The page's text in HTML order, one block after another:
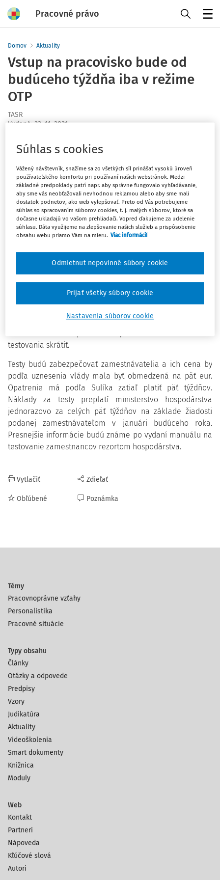
Pracovné právo
Domov Aktuality
Vstup na pracovisko bude od
budúceho týždňa iba v režime
OTP
TASR
Vydané 23. 11. 2021
Na pracovisko bude od začiatku budúceho týždňa
možný vstup iba zaočkovaným a zamestnancom, ktorí
ochorenie COVID-19 v posledných 180 dňoch prekonali.
Ostatní pracovníci sa budú musieť raz za sedem dní
povinne na pracovisku otestovať. Po stredajšom
rokovaní vlády o tom informoval minister hospodárstva
Richard Sulík (SaS). Tento režim by mal platiť do konca
roka.
"Na splnenie podmienky ´testovaní´, bude potrebný
antigénový samotest nie starší ako sedem dní," povedal
kto bude výsledky kontrolovať, zatiaľ nie je jasné. Podľa
určená zamestnávateľom. Minister nevylúčil, že v prípade
testovania skrátiť.
Testy budú zabezpečovať zamestnávatelia a ich cena by
podľa uznesenia vlády mala byť obmedzená na päť eur.
Opatrenie má podľa Sulíka zatiaľ platiť päť týždňov.
Náklady za testy preplatí ministerstvo hospodárstva
jednorazovo za celých päť týždňov na základe žiadosti
podanej zamestnávateľom v januári budúceho roka.
Presnejšie informácie budú známe po vydaní manuálu na
testovanie zamestnancov rezortom hospodárstva.
Vytlačiť
Obľúbené
Zdieľať
Poznámka
Témy
Pracovnoprávne vzťahy
Personalistika
Pracovné situácie
Typy obsahu
Články
Otázky a odpovede
Predpisy
Vzory
Judikatúra
Aktuality
Videoškolenia
Smart dokumenty
Knižnica
Moduly
Web
Kontakt
Partneri
Nápoveda
Kľúčové slová
Autori
Súhlas s cookies
Vážený návštevník, snažíme sa zo všetkých síl prinášať vysokú úroveň
používateľského komfortu pri používaní našich webstránok. Medzi
základné predpoklady patrí napr. aby správne fungovalo vyhľadávanie,
aby sme vás neobťažovali nevhodnou reklamou alebo aby sme mali
dostatok podnetov, ako web vylepšovať. Preto od Vás potrebujeme
súhlas so spracovaním súborov cookies, t. j. malých súborov, ktoré sa
dočasne ukladajú vo vašom prehliadači. Vopred ďakujeme za udelenie
súhlasu. Dáta využijeme na zlepšovanie našich služieb a prispôsobenie
obsahu webu priamo Vám na mieru. Viac informácií
Nastavenia súborov cookie
Odmietnut nepovinné súbory cookie
Prijať všetky súbory cookie